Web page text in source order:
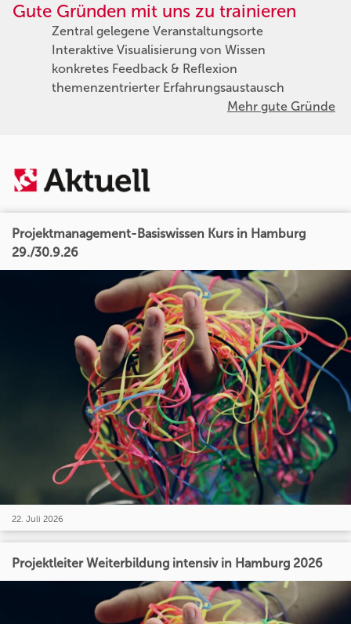
Gute Gründen mit uns zu trainieren
Zentral gelegene Veranstaltungsorte
Interaktive Visualisierung von Wissen
konkretes Feedback & Reflexion
themenzentrierter Erfahrungsaustausch
Mehr gute Gründe
Projektmanagement-Basiswissen Kurs in Hamburg
29./30.9.26
22. Juli 2026
Projektleiter Weiterbildung intensiv in Hamburg 2026